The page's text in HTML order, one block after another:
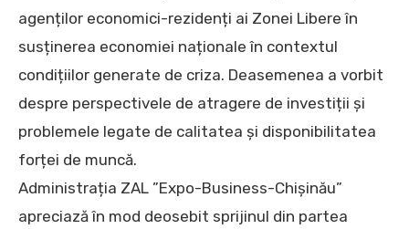
agenților economici-rezidenți ai Zonei Libere în
susținerea economiei naționale în contextul
condițiilor generate de criza. Deasemenea a vorbit
despre perspectivele de atragere de investiții și
problemele legate de calitatea și disponibilitatea
forței de muncă.
Administrația ZAL ”Expo-Business-Chișinău”
apreciază în mod deosebit sprijinul din partea